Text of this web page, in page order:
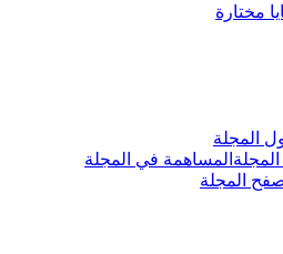
مختارة
المجلة
المساهمة في المجلة
المجلة